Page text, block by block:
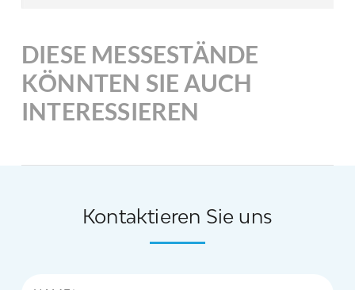
DIESE MESSESTÄNDE
KÖNNTEN SIE AUCH
INTERESSIEREN
Kontaktieren Sie uns